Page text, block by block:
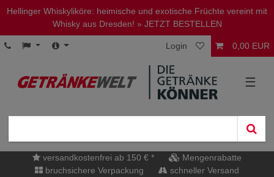
Hellinger Whiskyliköre: heimische und exotische Früchte vereint mit
Whisky aus Dresden! » JETZT BESTELLEN
Login 0,00 EUR
☰
versandkostenfrei ab 150 € *
Mengenrabatte
bruchsichere Verpackung
schneller Versand